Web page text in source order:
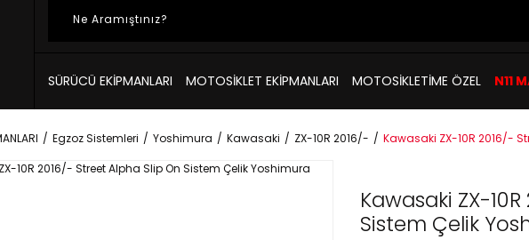
SÜRÜCÜ EKİPMANLARI MOTOSİKLET EKİPMANLARI MOTOSİKLETİME ÖZEL N11
Egzoz Sistemleri Yoshimura Kawasaki ZX-10R 2016/- Kawasaki ZX-10R 2016/-
Kawasaki ZX-
Sistem Çelik